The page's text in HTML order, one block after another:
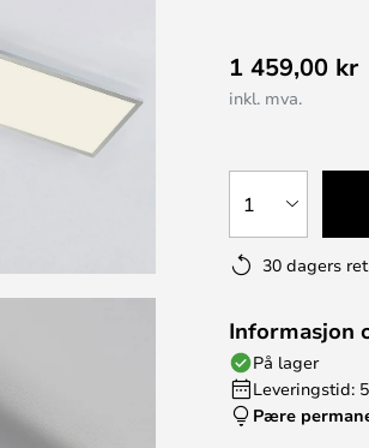
1 459,00 kr
inkl. mva.
1
30 dagers
Informasjon
På lager
Leveringstid:
Pære